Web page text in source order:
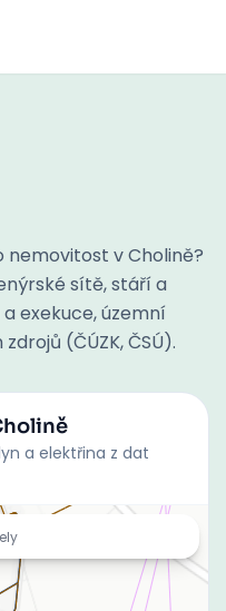
v Cholině?
sítě, stáří a
exekuce, územní
(ČÚZK, ČSÚ).
a elektřina z dat